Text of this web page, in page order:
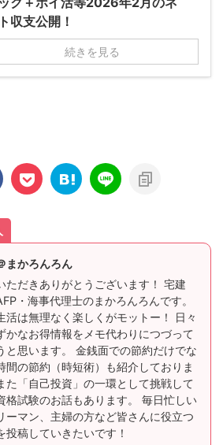
収支公開！
続きを見る
まかろんろん
ただきありがとうございます！ 宅建
・海事代理士のまかろんろんです。
活は無理なく楽しくがモットー！ 日々
かなお得情報をメモ代わりにつづって
と思います。 金銭面での節約だけでな
間の節約（時短術）も紹介しておりま
た「自己投資」の一環として挑戦して
格試験のお話もあります。 毎日忙しい
ーマン、主婦の方など皆さんに役立つ
投稿していきたいです！